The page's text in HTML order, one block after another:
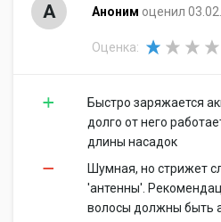
А Аноним оценил
Оценка:
Быстро заряжается
долго от него
длины насадок
Шумная, но стрижет
'антенны'.
волосы должны быть